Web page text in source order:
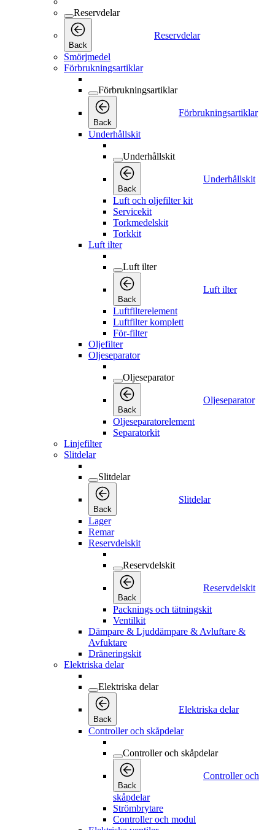
Reservdelar
Back
Reservdelar
Smörjmedel
Förbrukningsartiklar
Förbrukningsartiklar
Back
Förbrukningsartiklar
Underhållskit
Underhållskit
Back
Underhållskit
Luft och oljefilter kit
Servicekit
Torkmedelskit
Torkkit
Luft ilter
Luft ilter
Back
Luft ilter
Luftfilterelement
Luftfilter komplett
För-filter
Oljefilter
Oljeseparator
Oljeseparator
Back
Oljeseparator
Oljeseparatorelement
Separatorkit
Linjefilter
Slitdelar
Slitdelar
Back
Slitdelar
Lager
Remar
Reservdelskit
Reservdelskit
Back
Reservdelskit
Packnings och tätningskit
Ventilkit
Dämpare & Ljuddämpare & Avluftare &
Avfuktare
Dräneringskit
Elektriska delar
Elektriska delar
Back
Elektriska delar
Controller och skåpdelar
Controller och skåpdelar
Back
Controller och
skåpdelar
Strömbrytare
Controller och modul